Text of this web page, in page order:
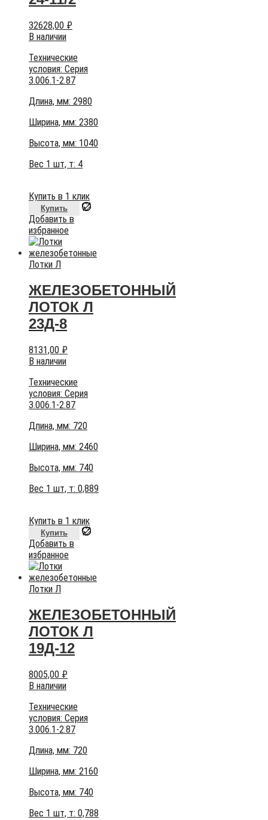
32628,00 ₽
В наличии
Технические
условия: Серия
3.006.1-2.87
Длина, мм: 2980
Ширина, мм: 2380
Высота, мм: 1040
Вес 1 шт, т: 4
Купить в 1 клик
Купить
Добавить в
избранное
Лотки Л
ЖЕЛЕЗОБЕТОННЫЙ
ЛОТОК Л
23Д-8
8131,00 ₽
В наличии
Технические
условия: Серия
3.006.1-2.87
Длина, мм: 720
Ширина, мм: 2460
Высота, мм: 740
Вес 1 шт, т: 0,889
Купить в 1 клик
Купить
Добавить в
избранное
Лотки Л
ЖЕЛЕЗОБЕТОННЫЙ
ЛОТОК Л
19Д-12
8005,00 ₽
В наличии
Технические
условия: Серия
3.006.1-2.87
Длина, мм: 720
Ширина, мм: 2160
Высота, мм: 740
Вес 1 шт, т: 0,788